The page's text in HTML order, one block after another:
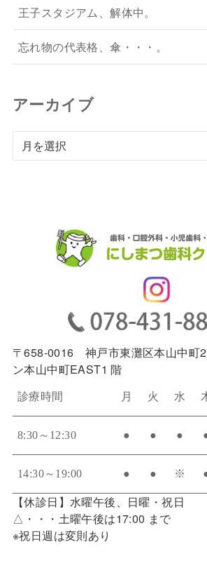
王子スタジアム、解体中。
忘れ物の代表格、傘・・・。
アーカイブ
ー
〒658-0016 神戸市東灘区本山中
ン本山中町EAST1 階
診療時間 月 火 水
8:30～12:30 ● ● ●
14:30～19:00 ● ● ※
【休診日】水曜午後、日曜・祝日
△・・・土曜午後は17:00 まで
※祝日週は変則あり